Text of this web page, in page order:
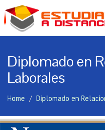
Diplomado en
Laborales
Home Diplomado en